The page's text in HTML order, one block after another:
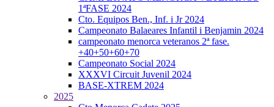
1ªFASE 2024
Cto. Equipos Ben., Inf. i Jr 2024
Campeonato Balaeares Infantil i Benjamin 2024
campeonato menorca veteranos 2ª fase.
+40+50+60+70
Campeonato Social 2024
XXXVI Circuit Juvenil 2024
BASE-XTREM 2024
2025